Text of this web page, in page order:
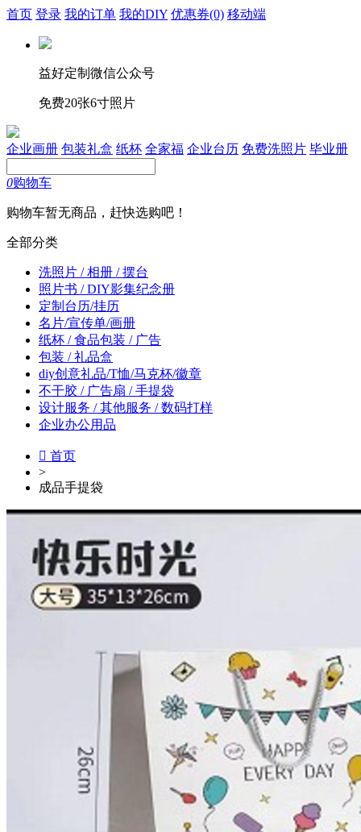
首页 登录 我的订单 我的DIY 优惠券(0) 移动端
益好定制微信公众号
免费20张6寸照片
企业画册 包装礼盒 纸杯 全家福 企业台历 免费洗照片 毕业册
0购物车
购物车暂无商品，赶快选购吧！
全部分类
洗照片 / 相册 / 摆台
照片书 / DIY影集纪念册
定制台历/挂历
名片/宣传单/画册
纸杯 / 食品包装 / 广告
包装 / 礼品盒
diy创意礼品/T恤/马克杯/徽章
不干胶 / 广告扇 / 手提袋
设计服务 / 其他服务 / 数码打样
企业办公用品
 首页
>
成品手提袋